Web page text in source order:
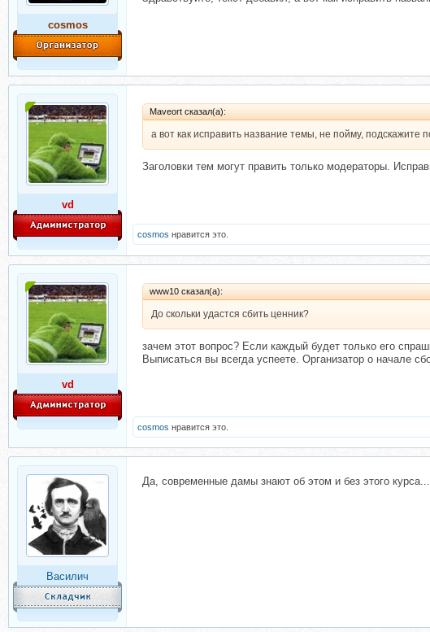
cosmos
vd
Maveort сказал(а):
а вот как исправить название темы, не пойму, подскажите
Заголовки тем могут править только модераторы.
cosmos нравится это.
vd
www10 сказал(а):
До скольки удастся сбить ценник?
зачем этот вопрос? Если каждый будет только его
Выписаться вы всегда успеете. Организатор о начале
cosmos нравится это.
Василич
Да, современные дамы знают об этом и без этого